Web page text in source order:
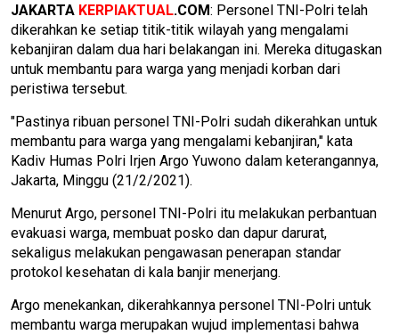
JAKARTA KERPIAKTUAL.COM: Personel TNI-Polri telah
dikerahkan ke setiap titik-titik wilayah yang mengalami
kebanjiran dalam dua hari belakangan ini. Mereka ditugaskan
untuk membantu para warga yang menjadi korban dari
peristiwa tersebut.
"Pastinya ribuan personel TNI-Polri sudah dikerahkan untuk
membantu para warga yang mengalami kebanjiran," kata
Kadiv Humas Polri Irjen Argo Yuwono dalam keterangannya,
Jakarta, Minggu (21/2/2021).
Menurut Argo, personel TNI-Polri itu melakukan perbantuan
evakuasi warga, membuat posko dan dapur darurat,
sekaligus melakukan pengawasan penerapan standar
protokol kesehatan di kala banjir menerjang.
Argo menekankan, dikerahkannya personel TNI-Polri untuk
membantu warga merupakan wujud implementasi bahwa